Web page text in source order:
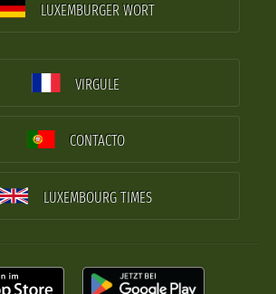
LUXEMBURGER WORT
VIRGULE
CONTACTO
LUXEMBOURG TIMES